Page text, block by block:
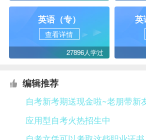
英语（专）
查看详情
27896人学过
英
编辑推荐
自考新考期送现金啦~老朋带新
应用型自考火热招生中